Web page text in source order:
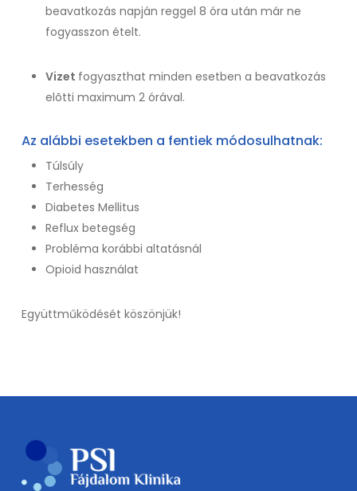
beavatkozás napján reggel 8 óra után már ne
fogyasszon ételt.
Vizet fogyaszthat minden esetben a beavatkozás
elõtti maximum 2 órával.
Az alábbi esetekben a fentiek módosulhatnak:
Túlsúly
Terhesség
Diabetes Mellitus
Reflux betegség
Probléma korábbi altatásnál
Opioid használat
Együttműködését köszönjük!